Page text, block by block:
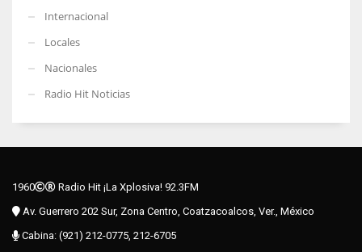
Internacional
Locales
Nacionales
Radio Hit Noticias
1960
Radio Hit ¡La Xplosiva! 92.3FM
Av. Guerrero 202 Sur, Zona Centro, Coatzacoalcos, Ver., México
Cabina: (921) 212-0775, 212-6705